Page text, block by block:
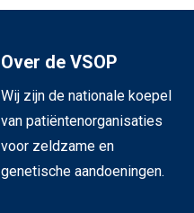
Over de VSOP
Wij zijn de nationale koepel
van patiëntenorganisaties
voor zeldzame en
genetische aandoeningen.